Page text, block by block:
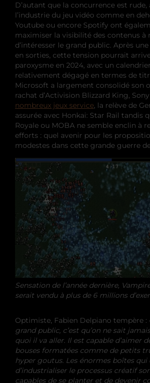
D’autant que la concurrence est rude,
l’industrie du jeu vidéo comme en
Youtube ou encore Spotify ont
maximiser la visibilité des contenus à
d’intéresser le grand public. Après
en sorties, cette tension pourrait
paroxysme en 2024, avec un
relativement dégagé en termes de
Microsoft a largement consolidé son
rachat d’Activision Blizzard King,
nombreux jeux service, la relève de
assurée avec Honkai: Star Rail tandis
Royale ou MOBA ne semble enclin à
efforts : quel avenir pour les
modestes dans cette grande guerre
Sensation de l’année dernière,
serait vendu à plus de 6 millions
Optimiste, Fabien Delpiano tempère :
grand public, c’est qu’on ne sait
quoi il va aller. Il est capable d’aimer
bouses formatées comme de petits
hyper goutus. Les énormes boîtes qui
d’industrialiser le processus créatif
capables de se planter et de devenir